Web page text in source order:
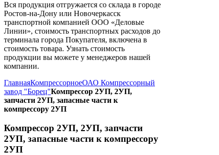
Вся продукция отгружается со склада в городе
Ростов-на-Дону или Новочеркасск
транспортной компанией ООО «Деловые
Линии», стоимость транспортных расходов до
терминала города Покупателя, включена в
стоимость товара. Узнать стоимость
продукции вы можете у менеджеров нашей
компании.
ГлавнаяКомпрессорноеОАО Компрессорный
завод "Борец"Компрессор 2УП, 2УП,
запчасти 2УП, запасные части к
компрессору 2УП
Компрессор 2УП, 2УП, запчасти
2УП, запасные части к компрессору
2УП